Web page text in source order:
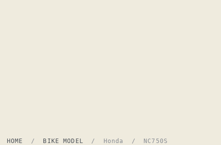
HOME / BIKE MODEL / Honda / NC750S